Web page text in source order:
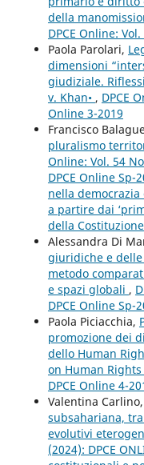
della
DPCE Online:
Paola Parolari,
dimensioni
giudiziale.
v. Khan• , DPCE
Online 3-2019
Francisco
pluralismo
Online: Vol. 54
DPCE Online
nella democrazia
a partire dai
della
Alessandra Di
giuridiche e
metodo
e spazi globali ,
DPCE Online Sp-
Paola Piciacchia,
promozione dei
dello Human
on Human Rights
DPCE Online 4-
Valentina Carlino,
subsahariana,
evolutivi
(2024): DPCE